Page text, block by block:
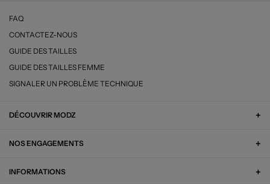
FAQ
CONTACTEZ-NOUS
GUIDE DES TAILLES
GUIDE DES TAILLES FEMME
SIGNALER UN PROBLÈME TECHNIQUE
DÉCOUVRIR MODZ
NOS ENGAGEMENTS
INFORMATIONS